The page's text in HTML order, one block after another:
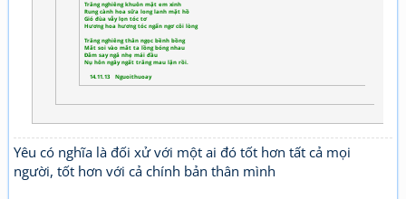
Trăng nghiêng khuôn mặt em xinh
Rung cành hoa sữa long lanh mặt hồ
Gió đùa vẫy lọn tóc tơ
Hương hoa hương tóc ngẩn ngơ cõi lòng
Trăng nghiêng thân ngọc bềnh bồng
Mắt soi vào mắt ta lồng bóng nhau
Đắm say ngả nhẹ mái đầu
Nụ hôn ngây ngất trăng mau lặn rồi.
14.11.13 Nguoithuoay
Yêu có nghĩa là đối xử với một ai đó tốt hơn tất cả mọi
người, tốt hơn với cả chính bản thân mình